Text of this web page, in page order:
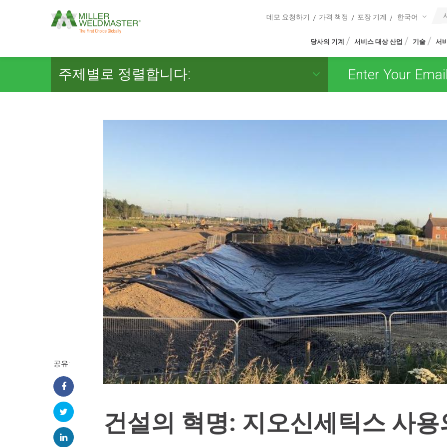
데모 요청하기 가격 책정 포장 기계 한국어
당사의 기계 서비스 대상 산업 기술 서
주제별로 정렬합니다:
건설의 혁명: 지오신세틱스 사용
공유: